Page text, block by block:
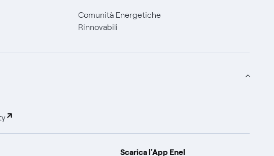
Comunità Energetiche
Rinnovabili
Scarica l'App Enel